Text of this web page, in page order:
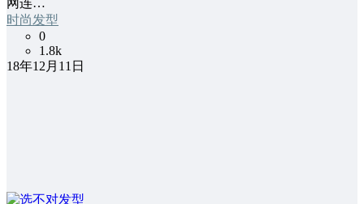
网连…
时尚发型
0
1.8k
18年12月11日